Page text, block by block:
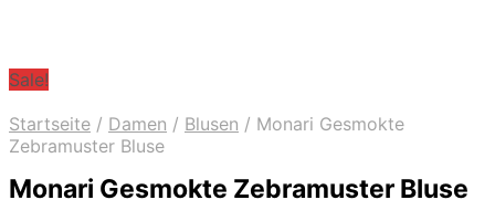
Sale!
Startseite / Damen / Blusen / Monari Gesmokte
Zebramuster Bluse
Monari Gesmokte Zebramuster Bluse